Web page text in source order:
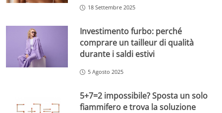
18 Settembre 2025
Investimento furbo: perché
comprare un tailleur di qualità
durante i saldi estivi
5 Agosto 2025
5+7=2 impossibile? Sposta un solo
fiammifero e trova la soluzione